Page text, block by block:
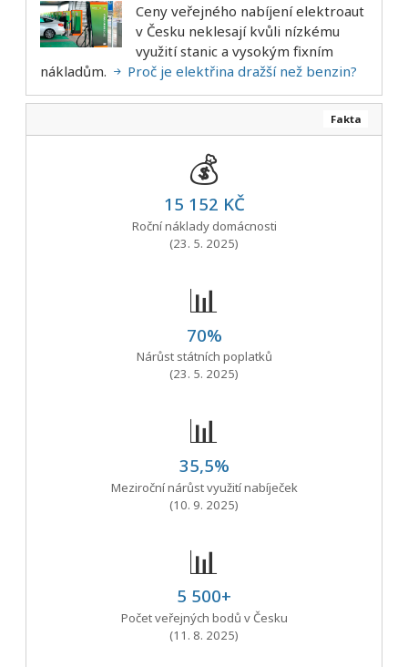
Ceny veřejného nabíjení elektroaut
v Česku neklesají kvůli nízkému
využití stanic a vysokým fixním
nákladům.
Proč je elektřina dražší než benzin?
Fakta
💰
15 152 KČ
Roční náklady domácnosti
(23. 5. 2025)
📊
70%
Nárůst státních poplatků
(23. 5. 2025)
📊
35,5%
Meziroční nárůst využití nabíječek
(10. 9. 2025)
📊
5 500+
Počet veřejných bodů v Česku
(11. 8. 2025)